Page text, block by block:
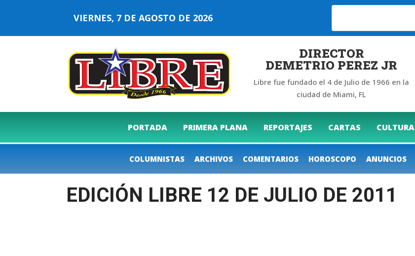
VIERNES, 7 DE AGOSTO DE 2026
DIRECTOR
DEMETRIO PEREZ JR
Libre fue fundado el 4 de Julio de 1966 en la
ciudad de Miami, FL
PORTADA PRIMERA PLANA REPORTAJES CARTAS CULTURA
COLUMNISTAS ARCHIVOS COMENTARIOS HOROSCOPO ANUNCIOS
EDICIÓN LIBRE 12 DE JULIO DE 2011